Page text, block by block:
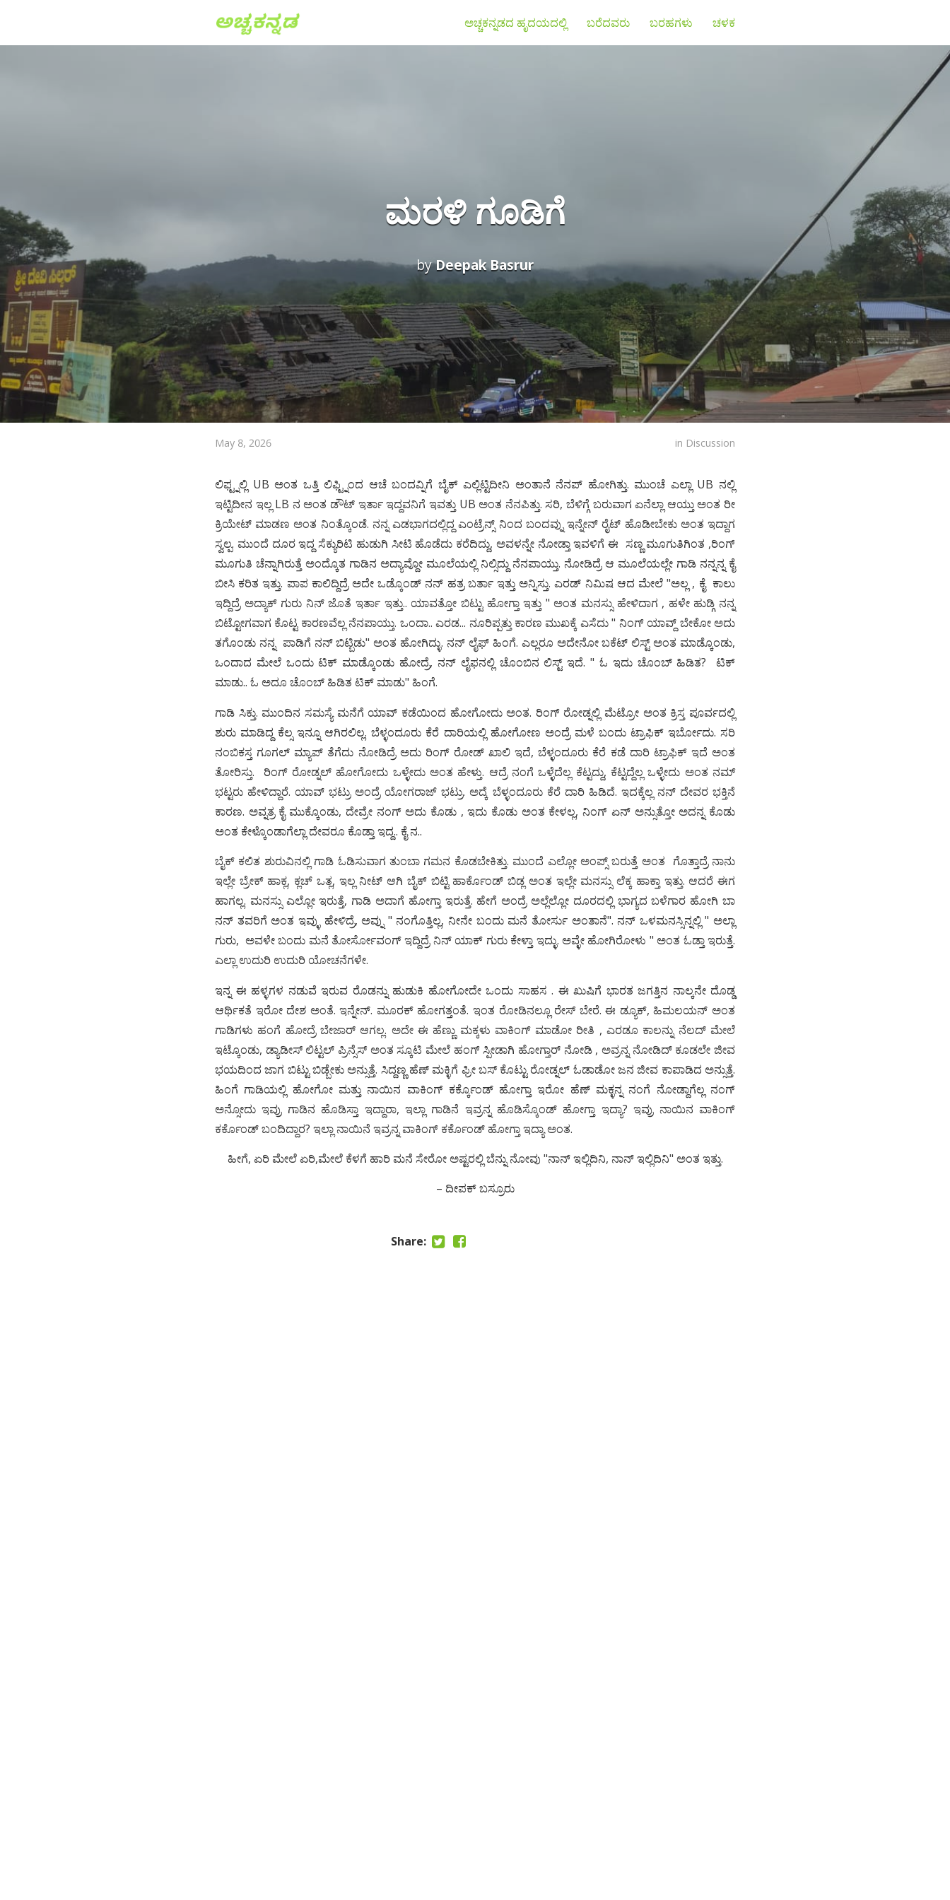
ಅಚ್ಚಕನ್ನಡದ ಹೃದಯದಲ್ಲಿ ಬರೆದವರು ಬರಹಗಳು ಚಳಕ
ಮರಳಿ ಗೂಡಿಗೆ
byDeepak Basrur
May 8, 2026 in Discussion
ಲಿಫ್ಟ್ನಲ್ಲಿ UB ಅಂತ ಒತ್ತಿ ಲಿಫ್ಟ್ನಿಂದ ಆಚೆ ಬಂದವ್ನಿಗೆ ಬೈಕ್ ಎಲ್ಲಿಟ್ಟಿದೀನಿ ಅಂತಾನೆ ನೆನಪ್ ಹೋಗಿತ್ತು. ಮುಂಚೆ ಎಲ್ಲಾ UB ನಲ್ಲಿ
ಇಟ್ಟಿದೀನ ಇಲ್ಲ LB ನ ಅಂತ ಡೌಟ್ ಇರ್ತಾ ಇದ್ದವನಿಗೆ ಇವತ್ತು UB ಅಂತ ನೆನಪಿತ್ತು. ಸರಿ, ಬೆಳಿಗ್ಗೆ ಬರುವಾಗ ಏನೆಲ್ಲಾ ಆಯ್ತು ಅಂತ ರೀ
ಕ್ರಿಯೇಟ್ ಮಾಡಣ ಅಂತ ನಿಂತ್ಕೊಂಡೆ. ನನ್ನ ಎಡಭಾಗದಲ್ಲಿದ್ದ ಎಂಟ್ರೆನ್ಸ್ ನಿಂದ ಬಂದವ್ನು ಇನ್ನೇನ್ ರೈಟ್ ಹೊಡೀಬೇಕು ಅಂತ ಇದ್ದಾಗ
ಸ್ವಲ್ಪ. ಮುಂದೆ ದೂರ ಇದ್ದ ಸೆಕ್ಯುರಿಟಿ ಹುಡುಗಿ ಸೀಟಿ ಹೊಡೆದು ಕರೆದಿದ್ದು, ಅವಳನ್ನೇ ನೋಡ್ತಾ ಇವಳಿಗೆ ಈ ಸಣ್ಣ ಮೂಗುತಿಗಿಂತ ,ರಿಂಗ್
ಮೂಗುತಿ ಚೆನ್ನಾಗಿರುತ್ತೆ ಅಂದ್ಕೊತ ಗಾಡಿನ ಅದ್ಯಾವ್ದೋ ಮೂಲೆಯಲ್ಲಿ ನಿಲ್ಸಿದ್ದು ನೆನಪಾಯ್ತು. ನೋಡಿದ್ರೆ ಆ ಮೂಲೆಯಲ್ಲೇ ಗಾಡಿ ನನ್ನನ್ನ ಕೈ
ಬೀಸಿ ಕರಿತ ಇತ್ತು. ಪಾಪ ಕಾಲಿದ್ದಿದ್ರೆ ಅದೇ ಒಡ್ಕೊಂಡ್ ನನ್ ಹತ್ರ ಬರ್ತಾ ಇತ್ತು ಅನ್ನಿಸ್ತು. ಎರಡ್ ನಿಮಿಷ ಆದ ಮೇಲೆ "ಅಲ್ಲ , ಕೈ ಕಾಲು
ಇದ್ದಿದ್ರೆ ಅದ್ಯಾಕ್ ಗುರು ನಿನ್ ಜೊತೆ ಇರ್ತಾ ಇತ್ತು.. ಯಾವತ್ತೋ ಬಿಟ್ಟು ಹೋಗ್ತಾ ಇತ್ತು " ಅಂತ ಮನಸ್ಸು ಹೇಳಿದಾಗ , ಹಳೇ ಹುಡ್ಗಿ ನನ್ನ
ಬಿಟ್ಟೋಗವಾಗ ಕೊಟ್ಟ ಕಾರಣವೆಲ್ಲ ನೆನಪಾಯ್ತು. ಒಂದಾ.. ಎರಡ... ನೂರಿಪ್ಪತ್ತು ಕಾರಣ ಮುಖಕ್ಕೆ ಎಸೆದು " ನಿಂಗ್ ಯಾವ್ದ್ ಬೇಕೋ ಅದು
ತಗೊಂಡು ನನ್ನ ಪಾಡಿಗೆ ನನ್ ಬಿಟ್ಬಿಡು" ಅಂತ ಹೋಗಿದ್ಳು. ನನ್ ಲೈಫ್ ಹಿಂಗೆ. ಎಲ್ಲರೂ ಅದೇನೋ ಬಕೆಟ್ ಲಿಸ್ಟ್ ಅಂತ ಮಾಡ್ಕೊಂಡು,
ಒಂದಾದ ಮೇಲೆ ಒಂದು ಟಿಕ್ ಮಾಡ್ಕೊಂಡು ಹೋದ್ರೆ, ನನ್ ಲೈಫನಲ್ಲಿ ಚೊಂಬಿನ ಲಿಸ್ಟ್ ಇದೆ. " ಓ ಇದು ಚೊಂಬ್ ಹಿಡಿತ? ಟಿಕ್
ಮಾಡು.. ಓ ಅದೂ ಚೊಂಬ್ ಹಿಡಿತ ಟಿಕ್ ಮಾಡು" ಹಿಂಗೆ.
ಗಾಡಿ ಸಿಕ್ತು. ಮುಂದಿನ ಸಮಸ್ಯೆ ಮನೆಗೆ ಯಾವ್ ಕಡೆಯಿಂದ ಹೋಗೋದು ಅಂತ. ರಿಂಗ್ ರೋಡ್ನಲ್ಲಿ ಮೆಟ್ರೋ ಅಂತ ಕ್ರಿಸ್ತ ಪೂರ್ವದಲ್ಲಿ
ಶುರು ಮಾಡಿದ್ದ ಕೆಲ್ಸ ಇನ್ನೂ ಆಗಿರಲಿಲ್ಲ. ಬೆಳ್ಳಂದೂರು ಕೆರೆ ದಾರಿಯಲ್ಲಿ ಹೋಗೋಣ ಅಂದ್ರೆ ಮಳೆ ಬಂದು ಟ್ರಾಫಿಕ್ ಇರ್ಬೋದು. ಸರಿ
ನಂಬಿಕಸ್ತ ಗೂಗಲ್ ಮ್ಯಾಪ್ ತೆಗೆದು ನೋಡಿದ್ರೆ ಅದು ರಿಂಗ್ ರೋಡ್ ಖಾಲಿ ಇದೆ, ಬೆಳ್ಳಂದೂರು ಕೆರೆ ಕಡೆ ದಾರಿ ಟ್ರಾಫಿಕ್ ಇದೆ ಅಂತ
ತೋರಿಸ್ತು. ರಿಂಗ್ ರೋಡ್ನಲ್ ಹೋಗೋದು ಒಳ್ಳೇದು ಅಂತ ಹೇಳ್ತು. ಆದ್ರೆ ನಂಗೆ ಒಳ್ಳೆದೆಲ್ಲ ಕೆಟ್ಟದ್ದು, ಕೆಟ್ಟದ್ದೆಲ್ಲ ಒಳ್ಳೇದು ಅಂತ ನಮ್
ಭಟ್ಟರು ಹೇಳಿದ್ದಾರೆ. ಯಾವ್ ಭಟ್ರು ಅಂದ್ರೆ ಯೋಗರಾಜ್ ಭಟ್ರು. ಅದ್ಕೆ ಬೆಳ್ಳಂದೂರು ಕೆರೆ ದಾರಿ ಹಿಡಿದೆ. ಇದಕ್ಕೆಲ್ಲ ನನ್ ದೇವರ ಭಕ್ತಿನೆ
ಕಾರಣ. ಅವ್ನತ್ರ ಕೈ ಮುಕ್ಕೊಂಡು, ದೇವ್ರೇ ನಂಗ್ ಅದು ಕೊಡು , ಇದು ಕೊಡು ಅಂತ ಕೇಳಲ್ಲ, ನಿಂಗ್ ಏನ್ ಅನ್ಸುತ್ತೋ ಅದನ್ನ ಕೊಡು
ಅಂತ ಕೇಳ್ಕೊಂಡಾಗೆಲ್ಲಾ ದೇವರೂ ಕೊಡ್ತಾ ಇದ್ದ.. ಕೈ ನ..
ಬೈಕ್ ಕಲಿತ ಶುರುವಿನಲ್ಲಿ ಗಾಡಿ ಓಡಿಸುವಾಗ ತುಂಬಾ ಗಮನ ಕೊಡಬೇಕಿತ್ತು. ಮುಂದೆ ಎಲ್ಲೋ ಅಂಪ್ಸ್ ಬರುತ್ತೆ ಅಂತ ಗೊತ್ತಾದ್ರೆ ನಾನು
ಇಲ್ಲೇ ಬ್ರೇಕ್ ಹಾಕ್ಲ, ಕ್ಲಚ್ ಒತ್ಲ, ಇಲ್ಲ ನೀಟ್ ಆಗಿ ಬೈಕ್ ಬಿಟ್ಟಿ ಹಾರ್ಕೊಂಡ್ ಬಿಡ್ಲ ಅಂತ ಇಲ್ಲೇ ಮನಸ್ಸು ಲೆಕ್ಕ ಹಾಕ್ತಾ ಇತ್ತು. ಆದರೆ ಈಗ
ಹಾಗಲ್ಲ. ಮನಸ್ಸು ಎಲ್ಲೋ ಇರುತ್ತೆ, ಗಾಡಿ ಅದಾಗೆ ಹೋಗ್ತಾ ಇರುತ್ತೆ. ಹೇಗೆ ಅಂದ್ರೆ ಅಲ್ಲೆಲ್ಲೋ ದೂರದಲ್ಲಿ ಭಾಗ್ಯದ ಬಳೆಗಾರ ಹೋಗಿ ಬಾ
ನನ್ ತವರಿಗೆ ಅಂತ ಇವ್ಳು ಹೇಳಿದ್ರೆ, ಅವ್ನು " ನಂಗೊತ್ತಿಲ್ಲ, ನೀನೇ ಬಂದು ಮನೆ ತೋರ್ಸು ಅಂತಾನೆ". ನನ್ ಒಳಮನಸ್ಸಿನ್ನಲ್ಲಿ " ಅಲ್ಲಾ
ಗುರು, ಅವಳೇ ಬಂದು ಮನೆ ತೋರ್ಸೋವಂಗ್ ಇದ್ದಿದ್ರೆ ನಿನ್ ಯಾಕ್ ಗುರು ಕೇಳ್ತಾ ಇದ್ಳು. ಅವ್ಳೇ ಹೋಗಿರೋಳು " ಅಂತ ಓಡ್ತಾ ಇರುತ್ತೆ.
ಎಲ್ಲಾ ಉದುರಿ ಉದುರಿ ಯೋಚನೆಗಳೇ.
ಇನ್ನ ಈ ಹಳ್ಳಗಳ ನಡುವೆ ಇರುವ ರೊಡನ್ನು ಹುಡುಕಿ ಹೋಗೋದೇ ಒಂದು ಸಾಹಸ . ಈ ಖುಷಿಗೆ ಭಾರತ ಜಗತ್ತಿನ ನಾಲ್ಕನೇ ದೊಡ್ಡ
ಆರ್ಥಿಕತೆ ಇರೋ ದೇಶ ಅಂತೆ. ಇನ್ನೇನ್. ಮೂರಕ್ ಹೋಗತ್ತಂತೆ. ಇಂತ ರೋಡಿನಲ್ಲೂ ರೇಸ್ ಬೇರೆ. ಈ ಡ್ಯೂಕ್, ಹಿಮಲಯನ್ ಅಂತ
ಗಾಡಿಗಳು ಹಂಗೆ ಹೋದ್ರೆ ಬೇಜಾರ್ ಆಗಲ್ಲ. ಅದೇ ಈ ಹೆಣ್ಣು ಮಕ್ಕಳು ವಾಕಿಂಗ್ ಮಾಡೋ ರೀತಿ , ಎರಡೂ ಕಾಲನ್ನು ನೆಲದ್ ಮೇಲೆ
ಇಟ್ಕೊಂಡು, ಡ್ಯಾಡೀಸ್ ಲಿಟ್ಟಲ್ ಪ್ರಿನ್ಸೆಸ್ ಅಂತ ಸ್ಕೂಟಿ ಮೇಲೆ ಹಂಗ್ ಸ್ಪೀಡಾಗಿ ಹೋಗ್ತಾರ್ ನೋಡಿ , ಅವ್ರನ್ನ ನೋಡಿದ್ ಕೂಡಲೇ ಜೀವ
ಭಯದಿಂದ ಜಾಗ ಬಿಟ್ಟು ಬಿಡ್ಬೇಕು ಅನ್ಸುತ್ತೆ. ಸಿದ್ದಣ್ಣ ಹೆಣ್ ಮಕ್ಳಿಗೆ ಫ್ರೀ ಬಸ್ ಕೊಟ್ಟು ರೋಡ್ನಲ್ ಓಡಾಡೋ ಜನ ಜೀವ ಕಾಪಾಡಿದ ಅನ್ಸುತ್ತೆ.
ಹಿಂಗೆ ಗಾಡಿಯಲ್ಲಿ ಹೋಗೋ ಮತ್ತು ನಾಯಿನ ವಾಕಿಂಗ್ ಕರ್ಕ್ಕೊಂಡ್ ಹೋಗ್ತಾ ಇರೋ ಹೆಣ್ ಮಕ್ಳನ್ನ ನಂಗೆ ನೋಡ್ದಾಗೆಲ್ಲ ನಂಗ್
ಅನ್ಸೋದು ಇವ್ರು ಗಾಡಿನ ಹೊಡಿಸ್ತಾ ಇದ್ದಾರಾ, ಇಲ್ಲಾ ಗಾಡಿನೆ ಇವ್ರನ್ನ ಹೊಡಿಸ್ಕೊಂಡ್ ಹೋಗ್ತಾ ಇದ್ಯಾ? ಇವ್ರು ನಾಯಿನ ವಾಕಿಂಗ್
ಕರ್ಕೊಂಡ್ ಬಂದಿದ್ದಾರ? ಇಲ್ಲಾ ನಾಯಿನೆ ಇವ್ರನ್ನ ವಾಕಿಂಗ್ ಕರ್ಕೊಂಡ್ ಹೋಗ್ತಾ ಇದ್ಯಾ ಅಂತ.
ಹೀಗೆ, ಏರಿ ಮೇಲೆ ಏರಿ,ಮೇಲೆ ಕೆಳಗೆ ಹಾರಿ ಮನೆ ಸೇರೋ ಅಷ್ಟರಲ್ಲಿ ಬೆನ್ನು ನೋವು "ನಾನ್ ಇಲ್ಲಿದಿನಿ, ನಾನ್ ಇಲ್ಲಿದಿನಿ" ಅಂತ ಇತ್ತು.
– ದೀಪಕ್ ಬಸ್ರೂರು
Share: